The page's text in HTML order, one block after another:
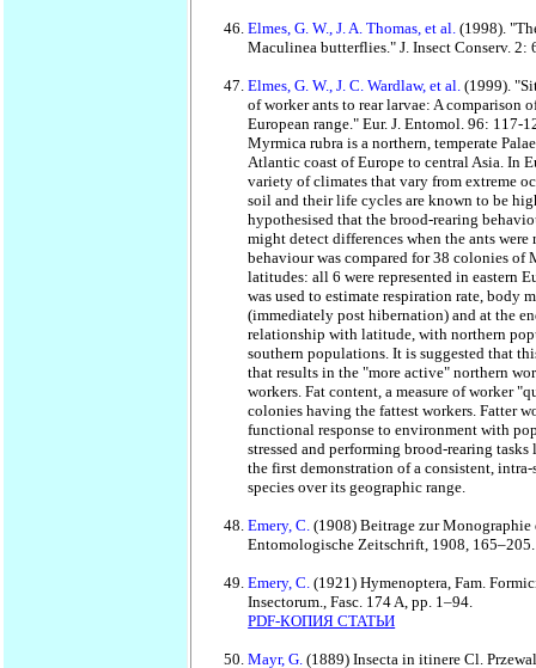
Elmes, G. W., J. A. Thomas, et al. (1998).
Maculinea butterflies." J. Insect Conserv. 2:
Elmes, G. W., J. C. Wardlaw, et al.(1999).
of worker ants to rear larvae: A
European range." Eur. J. Entomol. 96: 117-
Myrmica rubra is a northern, temperate
Atlantic coast of Europe to central Asia. In
variety of climates that vary from extreme
soil and their life cycles are known to be
hypothesised that the brood-rearing
might detect differences when the ants
behaviour was compared for 38 colonies of
latitudes: all 6 were represented in eastern
was used to estimate respiration rate, body
(immediately post hibernation) and at the
relationship with latitude, with northern
southern populations. It is suggested that
that results in the "more active" northern
workers. Fat content, a measure of worker
colonies having the fattest workers. Fatter
functional response to environment with
stressed and performing brood-rearing
the first demonstration of a consistent,
species over its geographic range.
Emery, C.(1908) Beitrage zur Monographie
Entomologische Zeitschrift, 1908, 165–205.
Emery, C.(1921) Hymenoptera, Fam.
Insectorum., Fasc. 174 A, pp. 1–94.
PDF-КОПИЯ СТАТЬИ
Mayr, G.(1889) Insecta in itinere Cl.